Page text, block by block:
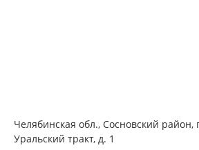
Челябинская обл., Сосновский район,
Уральский тракт, д. 1